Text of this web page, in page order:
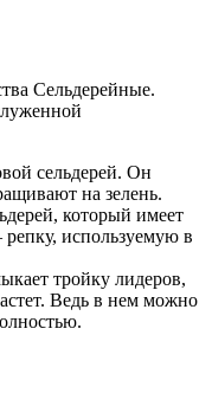
Сельдерейные.
сельдерей. Он
на зелень.
который имеет
используемую в
тройку лидеров,
Ведь в нем можно